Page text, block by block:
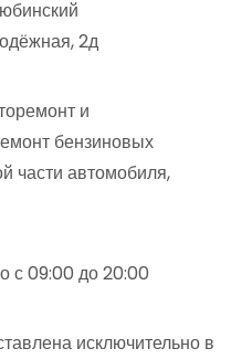
2д
и
бензиновых
части автомобиля,
с 09:00 до 20:00
исключительно в